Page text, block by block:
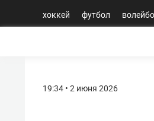
хоккей футбол
19:34 • 2 июня 2026